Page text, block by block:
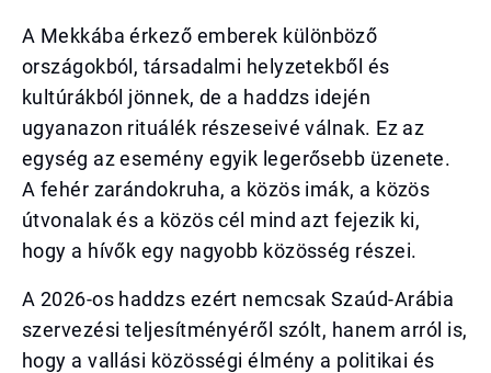
A Mekkába érkező emberek különböző
országokból, társadalmi helyzetekből és
kultúrákból jönnek, de a haddzs idején
ugyanazon rituálék részeseivé válnak. Ez az
egység az esemény egyik legerősebb üzenete.
A fehér zarándokruha, a közös imák, a közös
útvonalak és a közös cél mind azt fejezik ki,
hogy a hívők egy nagyobb közösség részei.
A 2026-os haddzs ezért nemcsak Szaúd-Arábia
szervezési teljesítményéről szólt, hanem arról is,
hogy a vallási közösségi élmény a politikai és